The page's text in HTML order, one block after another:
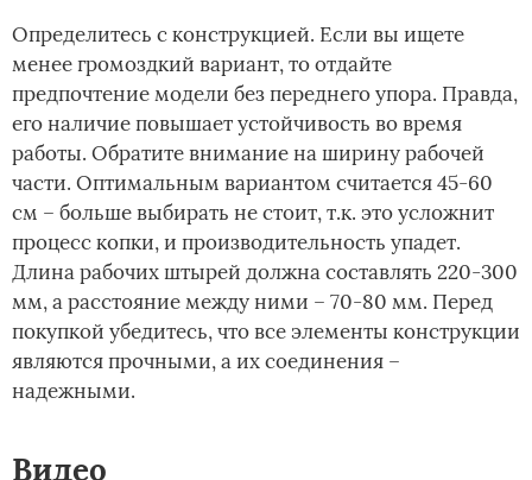
Определитесь с конструкцией. Если вы ищете
менее громоздкий вариант, то отдайте
предпочтение модели без переднего упора. Правда,
его наличие повышает устойчивость во время
работы. Обратите внимание на ширину рабочей
части. Оптимальным вариантом считается 45-60
см – больше выбирать не стоит, т.к. это усложнит
процесс копки, и производительность упадет.
Длина рабочих штырей должна составлять 220-300
мм, а расстояние между ними – 70-80 мм. Перед
покупкой убедитесь, что все элементы конструкции
являются прочными, а их соединения –
надежными.
Видео